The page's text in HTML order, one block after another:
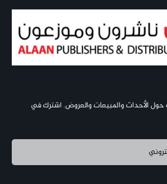
الأحداث والمبيعات والعروض. اشترك في